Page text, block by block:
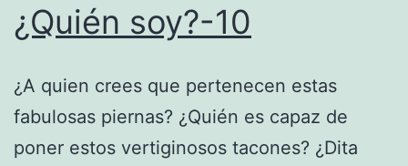
¿Quién soy?-10
¿A quien crees que pertenecen estas
fabulosas piernas? ¿Quién es capaz de
poner estos vertiginosos tacones? ¿Dita